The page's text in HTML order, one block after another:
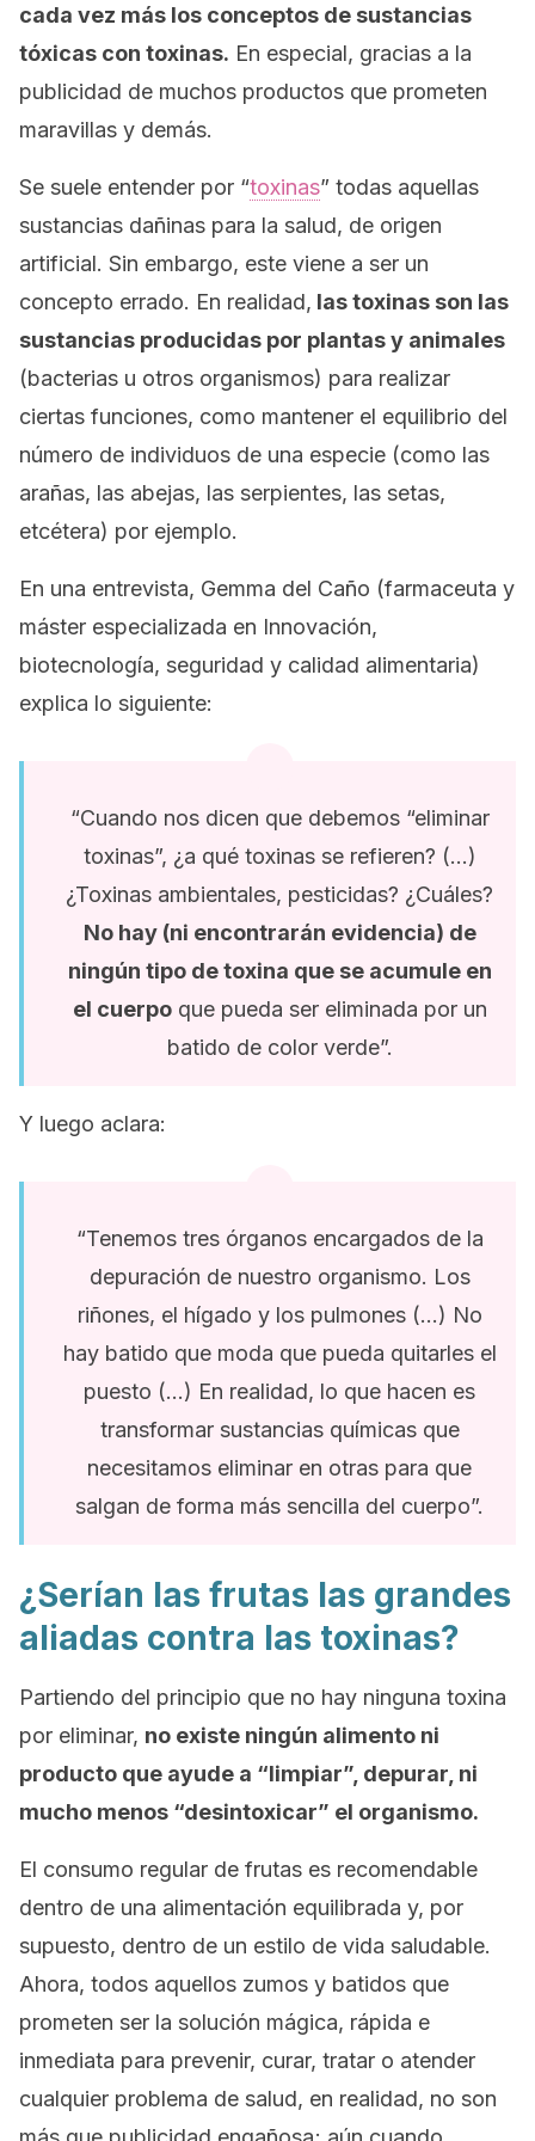
cada vez más los conceptos de sustancias
tóxicas con toxinas. En especial, gracias a la
publicidad de muchos productos que prometen
maravillas y demás.
Se suele entender por “toxinas” todas aquellas
sustancias dañinas para la salud, de origen
artificial. Sin embargo, este viene a ser un
concepto errado. En realidad, las toxinas son las
sustancias producidas por plantas y animales
(bacterias u otros organismos) para realizar
ciertas funciones, como mantener el equilibrio del
número de individuos de una especie (como las
arañas, las abejas, las serpientes, las setas,
etcétera) por ejemplo.
En una entrevista, Gemma del Caño (farmaceuta y
máster especializada en Innovación,
biotecnología, seguridad y calidad alimentaria)
explica lo siguiente:
“Cuando nos dicen que debemos “eliminar
toxinas”, ¿a qué toxinas se refieren? (…)
¿Toxinas ambientales, pesticidas? ¿Cuáles?
No hay (ni encontrarán evidencia) de
ningún tipo de toxina que se acumule en
el cuerpoque pueda ser eliminada por un
batido de color verde”.
Y luego aclara:
“Tenemos tres órganos encargados de la
depuración de nuestro organismo. Los
riñones, el hígado y los pulmones (…) No
hay batido que moda que pueda quitarles el
puesto (…) En realidad, lo que hacen es
transformar sustancias químicas que
necesitamos eliminar en otras para que
salgan de forma más sencilla del cuerpo”.
¿Serían las frutas las grandes
aliadas contra las toxinas?
Partiendo del principio que no hay ninguna toxina
por eliminar, no existe ningún alimento ni
producto que ayude a “limpiar”, depurar, ni
mucho menos “desintoxicar” el organismo.
El consumo regular de frutas es recomendable
dentro de una alimentación equilibrada y, por
supuesto, dentro de un estilo de vida saludable.
Ahora, todos aquellos zumos y batidos que
prometen ser la solución mágica, rápida e
inmediata para prevenir, curar, tratar o atender
cualquier problema de salud, en realidad, no son